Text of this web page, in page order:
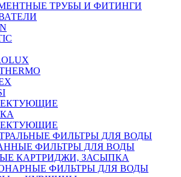
ТРУБЫ И ФИТИНГИ
ФИЛЬТРЫ ДЛЯ ВОДЫ
ФИЛЬТРЫ ДЛЯ ВОДЫ
КАРТРИДЖИ, ЗАСЫПКА
ФИЛЬТРЫ ДЛЯ ВОДЫ